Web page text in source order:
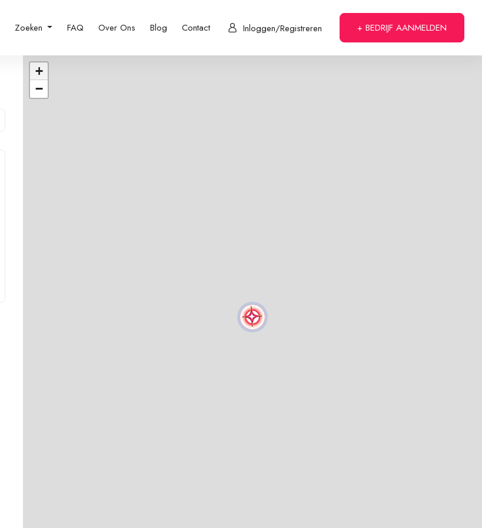
Zoeken FAQ Over Ons Blog Contact Inloggen/Registreren + BEDRIJF AANMELDEN
+
−